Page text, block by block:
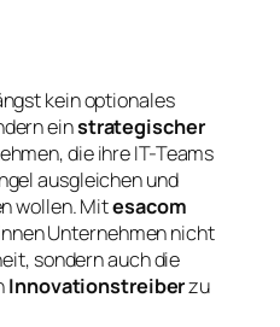
kein optionales
einstrategischer
die ihre IT-Teams
ausgleichen und
wollen. Mitesacom
Unternehmen nicht
sondern auch die
Innovationstreiberzu